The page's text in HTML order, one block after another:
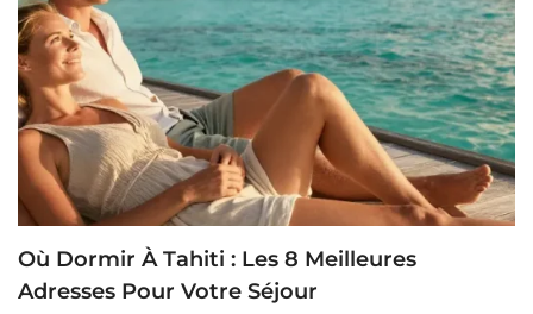
Où Dormir À Tahiti : Les 8 Meilleures
Adresses Pour Votre Séjour